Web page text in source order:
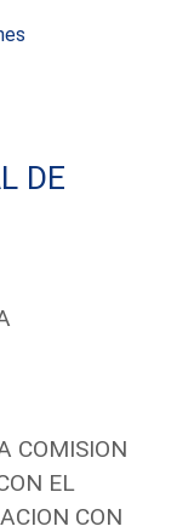
DE
COMISION
EL
CON